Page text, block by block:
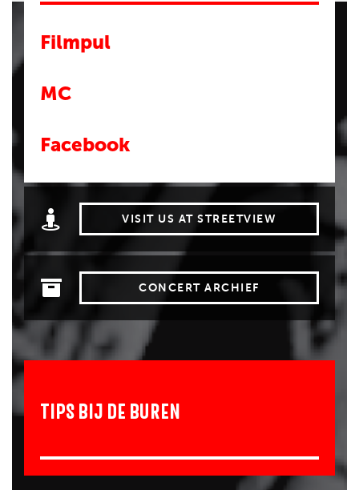
Filmpul
MC
Facebook
VISIT US AT STREETVIEW
CONCERT ARCHIEF
TIPS BIJ DE BUREN